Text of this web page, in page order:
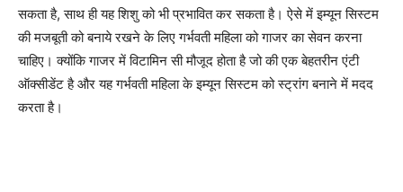
सकता है, साथ ही यह शिशु को भी प्रभावित कर सकता है। ऐसे में इम्यून सिस्टम
की मजबूती को बनाये रखने के लिए गर्भवती महिला को गाजर का सेवन करना
चाहिए। क्योंकि गाजर में विटामिन सी मौजूद होता है जो की एक बेहतरीन एंटी
ऑक्सीडेंट है और यह गर्भवती महिला के इम्यून सिस्टम को स्ट्रांग बनाने में मदद
करता है।